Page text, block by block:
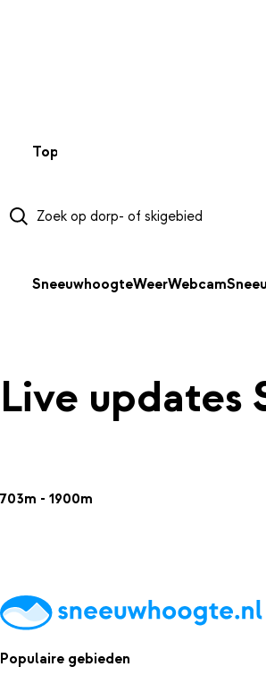
Top 50
SneeuwhoogteWeerWebcam
Live updates
703m - 1900m
Populaire gebieden